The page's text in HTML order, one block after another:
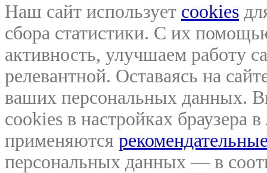
Наш сайт использует cookies
сбора статистики. С их
активность, улучшаем работу
релевантной. Оставаясь на
ваших персональных данных.
cookies в настройках браузера
применяются
персональных данных — в